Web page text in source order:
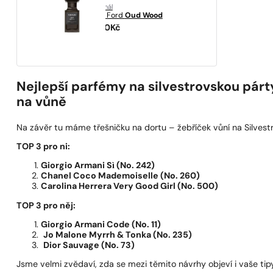
originál
Tom Ford Oud Wood
3810Kč
Nejlepší parfémy na silvestrovskou
na vůně
Na závěr tu máme třešničku na dortu – žebříček vůní na
TOP 3 pro ni:
Giorgio Armani Sì (No. 242)
Chanel Coco Mademoiselle (No. 260)
Carolina Herrera Very Good Girl (No. 500)
TOP 3 pro něj:
Giorgio Armani Code (No. 11)
Jo Malone Myrrh & Tonka (No. 235)
Dior Sauvage (No. 73)
Jsme velmi zvědaví, zda se mezi těmito návrhy objeví i vaše